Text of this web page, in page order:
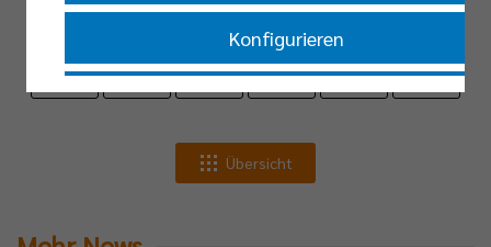
Übersicht
Konfigurieren
Nur essenzielle Cookies akzeptieren
Impressum|Datenschutzerklärung